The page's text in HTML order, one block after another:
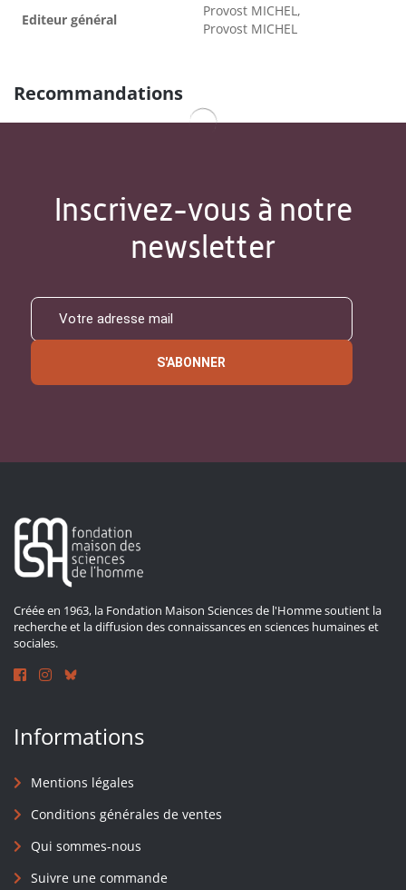
Editeur général
Provost MICHEL,
Provost MICHEL
Recommandations
Inscrivez-vous à notre
newsletter
S'ABONNER
Créée en 1963, la Fondation Maison Sciences de l'Homme soutient la
recherche et la diffusion des connaissances en sciences humaines et
sociales.
Informations
Mentions légales
Conditions générales de ventes
Qui sommes-nous
Suivre une commande